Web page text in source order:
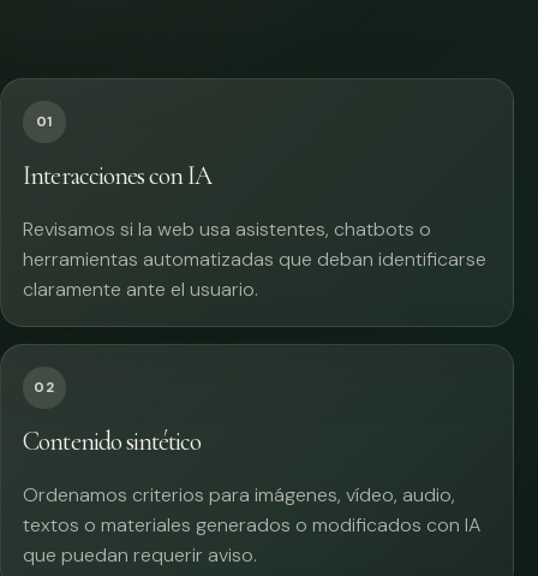
01
Interacciones con IA
Revisamos si la web usa asistentes, chatbots o
herramientas automatizadas que deban identificarse
claramente ante el usuario.
02
Contenido sintético
Ordenamos criterios para imágenes, vídeo, audio,
textos o materiales generados o modificados con IA
que puedan requerir aviso.